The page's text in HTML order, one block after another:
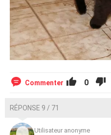
Commenter 0
RÉPONSE 9 / 71
Utilisateur anonyme